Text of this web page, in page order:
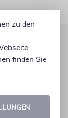
zu den
finden Sie